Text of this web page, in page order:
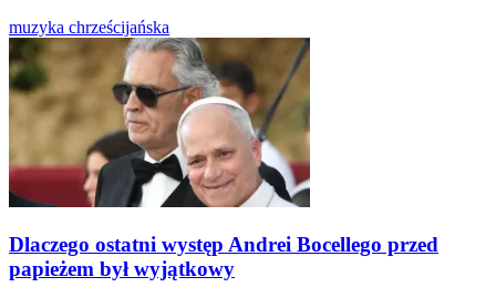
muzyka chrześcijańska
Dlaczego ostatni występ Andrei Bocellego przed
papieżem był wyjątkowy